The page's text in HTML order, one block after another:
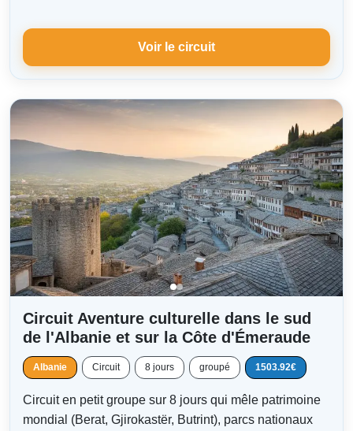
Voir le circuit
Circuit Aventure culturelle dans le sud
de l'Albanie et sur la Côte d'Émeraude
Albanie Circuit 8 jours groupé 1503.92€
Circuit en petit groupe sur 8 jours qui mêle patrimoine
mondial (Berat, Gjirokastër, Butrint), parcs nationaux